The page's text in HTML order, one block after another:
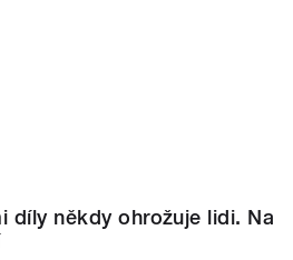
díly někdy ohrožuje lidi. Na